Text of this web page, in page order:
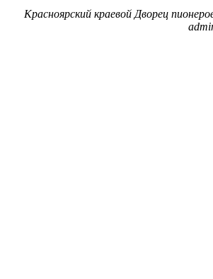
Красноярский краевой Дворец